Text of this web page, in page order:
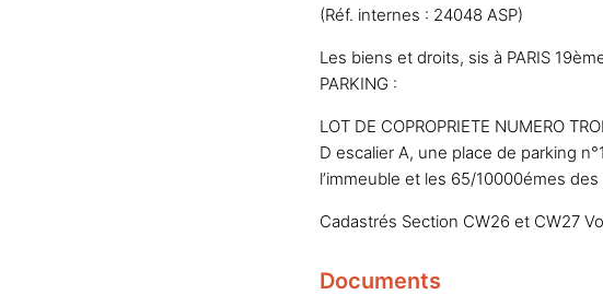
(Réf. internes : 24048 ASP)
Les biens et droits, sis à PARIS
PARKING :
LOT DE COPROPRIETE NUMERO
D escalier A, une place de parking
l’immeuble et les 65/10000émes
Cadastrés Section CW26 et CW27
Documents